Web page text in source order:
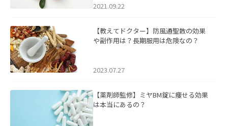
2021.09.22
【教えてドクター】防風通聖散の効果
や副作用は？長期服用は危険なの？
2023.07.27
【薬剤師監修】ミヤBM錠に痩せる効果
は本当にあるの？